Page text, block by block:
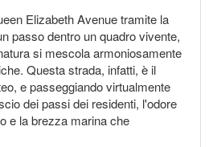
Elizabeth Avenue tramite la
passo dentro un quadro vivente,
si mescola armoniosamente
Questa strada, infatti, è il
e passeggiando virtualmente
dei passi dei residenti, l'odore
e la brezza marina che